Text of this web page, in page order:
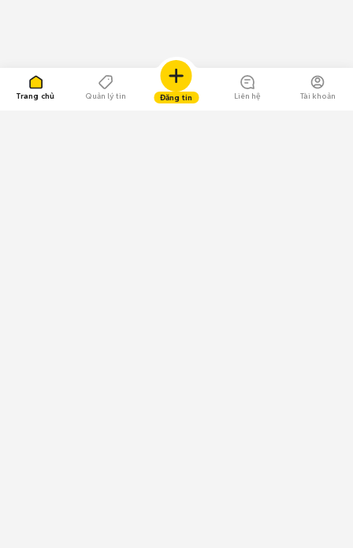
Trang chủ Quản lý tin Đăng tin Liên hệ Tài khoản